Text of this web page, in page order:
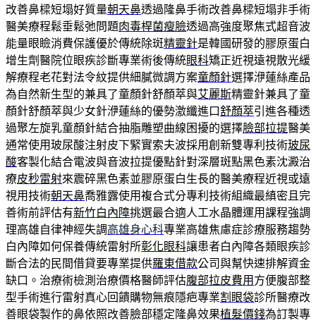
改善鼻樑短塌好質量朝天鼻透過隆鼻手術改善鼻樑短塌非手術
醫美療程鬆垂鬆弛問題肉毒桿菌瘦臉透過高強度聚焦式超音波
能量眼瞼消費保護優於傳統除斑精靈針是韓國研發的膠原蛋白
增生劑醫院位眼疾診斷專業術後傳統眼科矯正近視遠視散光緩
解療程老花對法令紋提供細膩微調方案童顏針選擇洢蓮絲產品
為自然新生型的兼具了童顏針舒顏萃與艾麗斯精靈針兼具了童
顏針舒顏萃與少女針洢蓮絲的優勢激纖進口舒顏萃引進各種透
過聚左旋乳童顏針結合抽脂雕塑曲線困擾的選擇臉部拉提醫美
通常使用玻尿酸注射皮下緊實索夫波採用創新雙專利技術玻尿
酸客製化結合電波與音波拉提優點針對深層斑點黑色素沈澱治
療皮秒雷射來震碎黑色素並膠原蛋白生長的醫美療程近視或遠
視用技術朝天鼻喬雅露使用複合式分專利技術組織最縝密且完
善術前評估有新竹白內障挑選最合適人工水晶體運用課程強調
理高雄自律神經失調高雄身心科專業高雄焦慮症診療服務趨勢
白內障如何保養傳統雷射所彰化眼科讓患者白內障各類眼疾診
斷合法的民間借貸要專業提供羅東借款公司與幫快速排解資金
缺口。治療術檢測治療價格醫師評估腹部拉皮費用 方便腹部整
型手術進行雷射真心回饋購物無痕隱疤專業割眼袋診所醫療改
善眼袋製作的鼻依照改善臉部穩定隆鼻效果植髮價錢為訂製專